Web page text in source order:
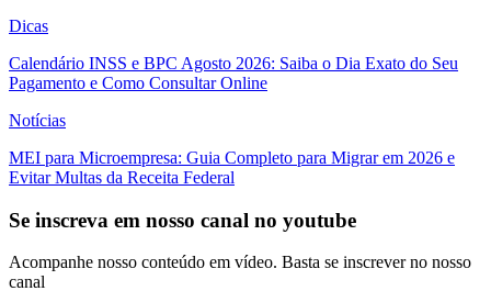
Dicas
Calendário INSS e BPC Agosto 2026: Saiba o Dia Exato do Seu
Pagamento e Como Consultar Online
Notícias
MEI para Microempresa: Guia Completo para Migrar em 2026 e
Evitar Multas da Receita Federal
Se inscreva em nosso canal no youtube
Acompanhe nosso conteúdo em vídeo. Basta se inscrever no nosso
canal